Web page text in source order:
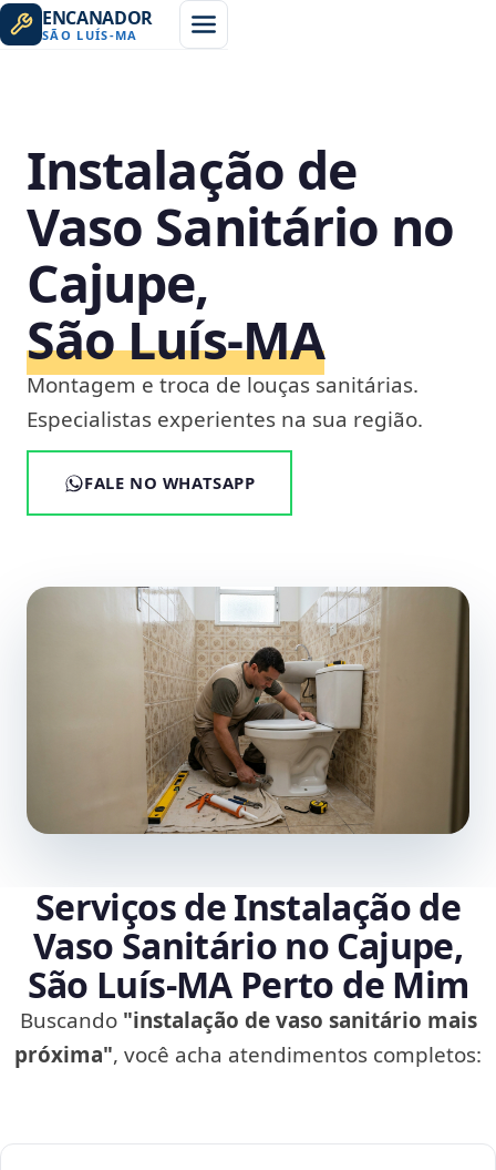
ENCANADOR
SÃO LUÍS-MA
Instalação de
Vaso Sanitário no
Cajupe,
São Luís‑MA
Montagem e troca de louças sanitárias.
Especialistas experientes na sua região.
FALE NO WHATSAPP
Serviços de Instalação de
Vaso Sanitário no Cajupe,
São Luís‑MA Perto de Mim
Buscando "instalação de vaso sanitário mais
próxima", você acha atendimentos completos: